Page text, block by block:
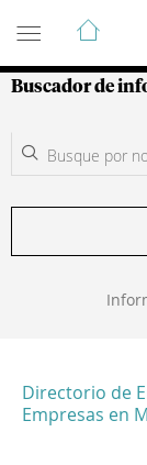
Guía de
Buscador de
Directorio de
Empresas en